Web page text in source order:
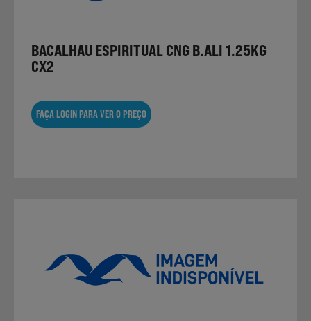
BACALHAU ESPIRITUAL CNG B.ALI 1.25KG
CX2
FAÇA LOGIN PARA VER O PREÇO